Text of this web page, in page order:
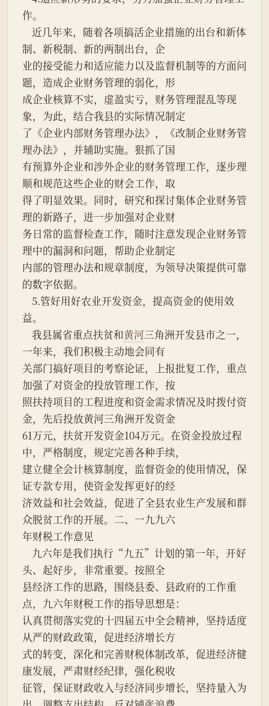
作。
制、新税制、新的两制出台，企
业的接受能力和适应能力以及监督机制等的方面问
题，造成企业财务管理的弱化，形
成企业核算不实，虚盈实亏，财务管理混乱等现
象，为此，结合我县的实际情况制定
了《企业内部财务管理办法》，《改制企业财务管
理办法》，并辅助实施。狠抓了国
有预算外企业和涉外企业的财务管理工作，逐步理
顺和规范这些企业的财会工作，取
得了明显效果。同时，研究和探讨集体企业财务管
理的新路子，进一步加强对企业财
务日常的监督检查工作，随时注意发现企业财务管
理中的漏洞和问题，帮助企业制定
内部的管理办法和规章制度，为领导决策提供可靠
的数字依据。
益。
    我县属省重点扶贫和
黄河三角洲开发县市之一，
一年来，我们积极主动地会同有
关部门搞好项目的考察论证，上报批复工作，重点
加强了对资金的投放管理工作，按
照扶持项目的工程进度和资金需求情况及时拨付资
金，先后投放黄河三角洲开发资金
61万元，扶贫开发资金104万元。在资金投放过程
中，严格制度，规定完善各种手续，
建立健全会计核算制度，监督资金的使用情况，保
证专款专用，使资金发挥更好的经
济效益和社会效益，促进了全县农业生产发展和群
众脱贫工作的开展。二、一九九六
年财税工作意见
头、起好步，非常重要。按照全
县经济工作的思路，围绕县委、县政府的工作重
点，九六年财税工作的指导思想是：
认真贯彻落实党的十四届五中全会精神，坚持适度
从严的财政政策，促进经济增长方
式的转变，深化和完善财税体制改革，促进经济健
康发展，严肃财经纪律，强化税收
征管，保证财政收入与经济同步增长，坚持量入为